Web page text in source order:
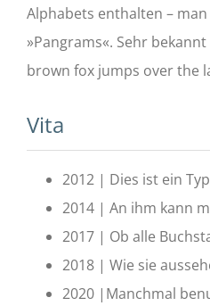
Alphabets enthalten –
»Pangrams«. Sehr
brown fox jumps over the
Vita
2012 | Dies ist ein
2014 | An ihm kann
2017 | Ob alle
2018 | Wie sie
2020 |Manchmal